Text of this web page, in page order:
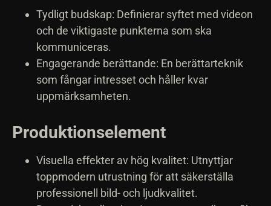
Tydligt budskap: Definierar syftet med videon
och de viktigaste punkterna som ska
kommuniceras.
Engagerande berättande: En berättarteknik
som fångar intresset och håller kvar
uppmärksamheten.
Produktionselement
Visuella effekter av hög kvalitet: Utnyttjar
toppmodern utrustning för att säkerställa
professionell bild- och ljudkvalitet.